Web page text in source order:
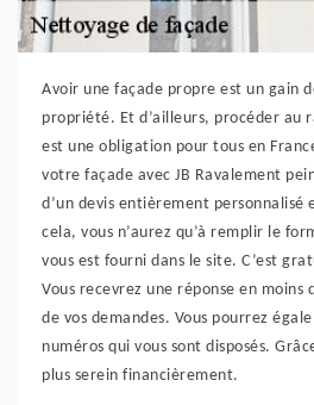
Avoir une façade propre est un gain
propriété. Et d’ailleurs, procéder au
est une obligation pour tous en
votre façade avec JB Ravalement
d’un devis entièrement
cela, vous n’aurez qu’à remplir le
vous est fourni dans le site. C’est
Vous recevrez une réponse en moins
de vos demandes. Vous pourrez
numéros qui vous sont disposés.
plus serein financièrement.